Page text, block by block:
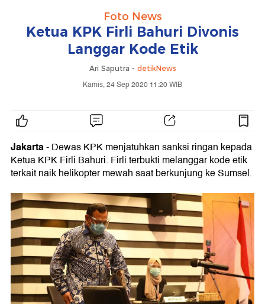
Foto News
Ketua KPK Firli Bahuri Divonis
Langgar Kode Etik
Ari Saputra - detikNews
Kamis, 24 Sep 2020 11:20 WIB
Jakarta- Dewas KPK menjatuhkan sanksi ringan kepada
Ketua KPK Firli Bahuri. Firli terbukti melanggar kode etik
terkait naik helikopter mewah saat berkunjung ke Sumsel.